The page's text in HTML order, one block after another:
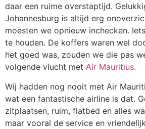
daar een ruime overstaptijd.
Johannesburg is altijd erg
moesten we opnieuw inchecken.
te houden. De koffers waren wel
het goed was, zouden we die pas
volgende vlucht met Air Mauritius.
Wij hadden nog nooit met Air
wat een fantastische airline is dat.
zitplaatsen, ruim, flatbed en alles
maar vooral de service en